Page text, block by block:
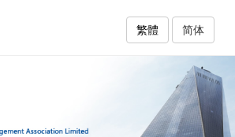
繁體 简体